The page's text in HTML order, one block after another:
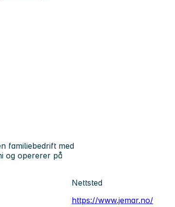
familiebedrift med
og opererer på
Nettsted
https://www.jemar.no/